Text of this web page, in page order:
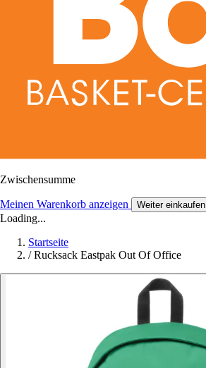
Zwischensumme
Meinen Warenkorb anzeigen Weiter einkaufen
Loading...
Startseite
/ Rucksack Eastpak Out Of Office